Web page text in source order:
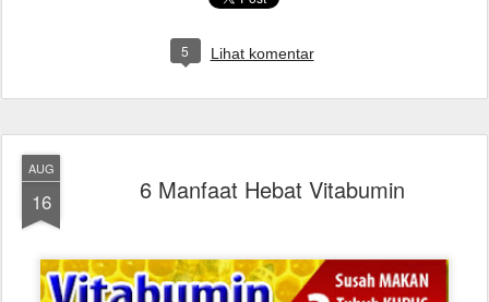
5 Lihat komentar
AUG
16 6 Manfaat Hebat Vitabumin